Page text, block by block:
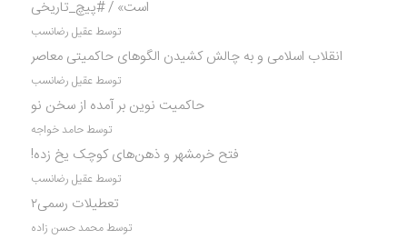
است» / #پیچ_تاریخی
توسط عقیل رضانسب
انقلاب اسلامی و به چالش کشیدن الگوهای حاکمیتی معاصر
توسط عقیل رضانسب
حاکمیت نوین بر آمده از سخن نو
توسط حامد خواجه
فتح خرمشهر و ذهن‌های کوچک یخ زده!
توسط عقیل رضانسب
تعطیلات رسمی۲
توسط محمد حسن زاده